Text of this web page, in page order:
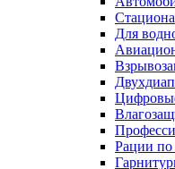
Для
Рации по